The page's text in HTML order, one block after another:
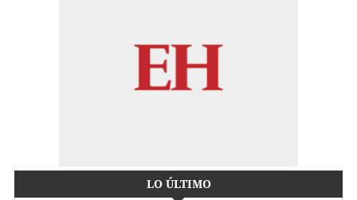
LO ÚLTIMO